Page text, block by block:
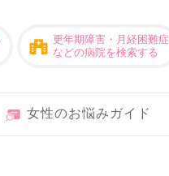
更年期障害・月経困難症
などの病院を検索する
女性のお悩みガイド